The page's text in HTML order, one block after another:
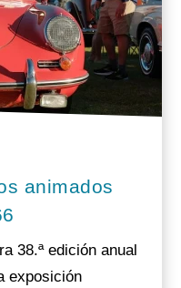
animados
38.ª edición anual
exposición